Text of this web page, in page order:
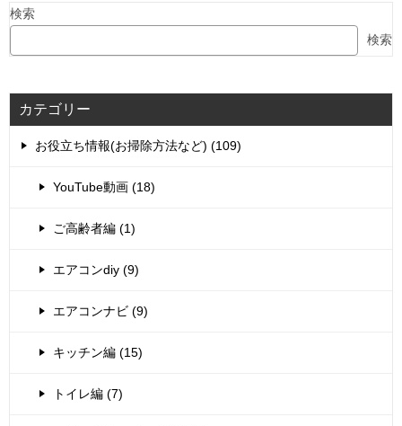
検索
検索
カテゴリー
お役立ち情報(お掃除方法など) (109)
YouTube動画 (18)
ご高齢者編 (1)
エアコンdiy (9)
エアコンナビ (9)
キッチン編 (15)
トイレ編 (7)